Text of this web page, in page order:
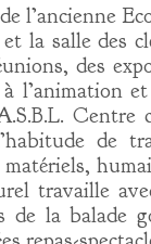
l’ancienne
la salle des
des
l’animation
Centre
de
travaille
la balade